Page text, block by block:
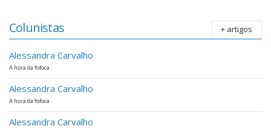
Colunistas + artigos
Alessandra Carvalho
A hora da fofoca
Alessandra Carvalho
A hora da fofoca
Alessandra Carvalho